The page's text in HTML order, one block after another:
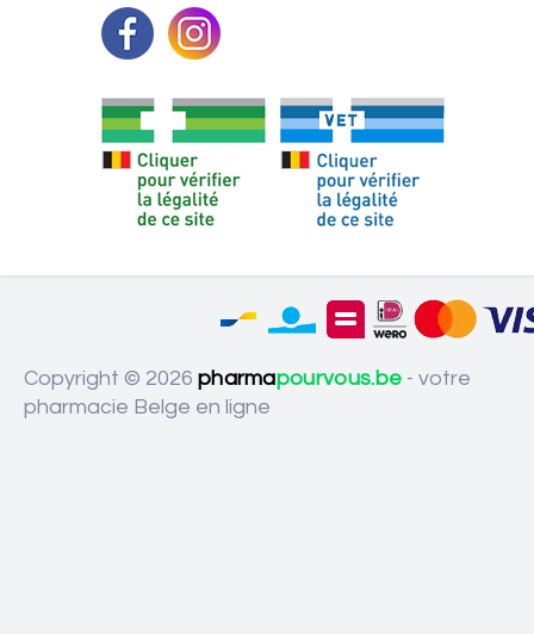
Copyright © 2026 pharmapourvous.be - votre
pharmacie Belge en ligne